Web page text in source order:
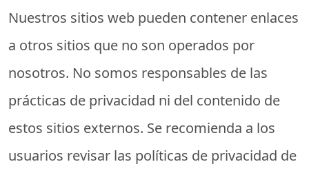
Nuestros sitios web pueden contener enlaces
a otros sitios que no son operados por
nosotros. No somos responsables de las
prácticas de privacidad ni del contenido de
estos sitios externos. Se recomienda a los
usuarios revisar las políticas de privacidad de